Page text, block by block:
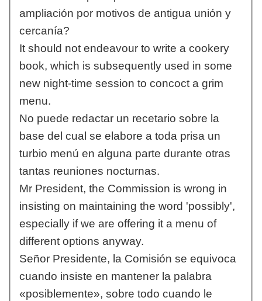
ampliación por motivos de antigua unión y
cercanía?
It should not endeavour to write a cookery
book, which is subsequently used in some
new night-time session to concoct a grim
menu.
No puede redactar un recetario sobre la
base del cual se elabore a toda prisa un
turbio menú en alguna parte durante otras
tantas reuniones nocturnas.
Mr President, the Commission is wrong in
insisting on maintaining the word 'possibly',
especially if we are offering it a menu of
different options anyway.
Señor Presidente, la Comisión se equivoca
cuando insiste en mantener la palabra
«posiblemente», sobre todo cuando le